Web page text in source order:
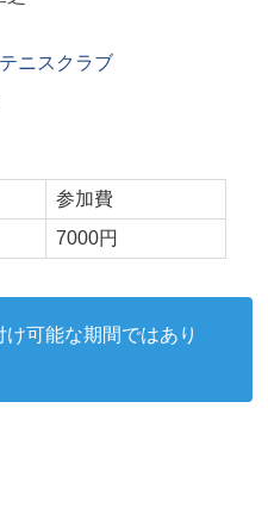
ニスクラブ
参加費
7000円
可能な期間ではあり